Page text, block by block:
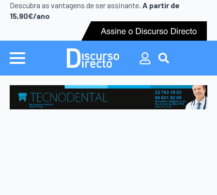
Descubra as vantagens de ser assinante. A partir de
15,90€/ano
Search
for:
Search